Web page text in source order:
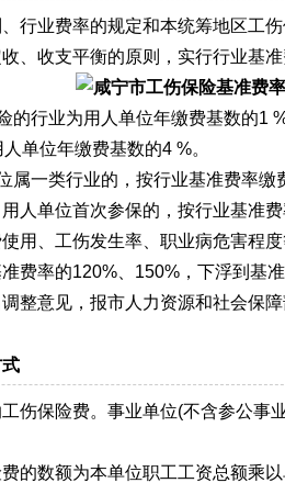
行业费率的规定和本统筹地区工
、收支平衡的原则，实行行业基
的行业为用人单位年缴费基数的1
单位年缴费基数的4 %。
属一类行业的，按行业基准费率
人单位首次参保的，按行业基准
用、工伤发生率、职业病危害程
费率的120%、150%，下浮到基
整意见，报市人力资源和社会保
伤保险费。事业单位(不含参公事
的数额为本单位职工工资总额乘